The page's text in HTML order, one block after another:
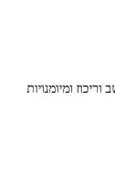
ומיומנויות